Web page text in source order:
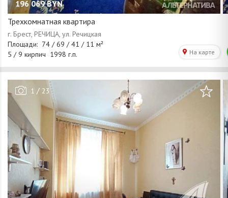
196 069 BYN
Трехкомнатная квартира
1 / 23